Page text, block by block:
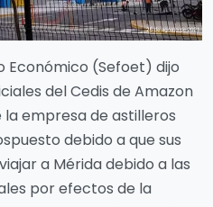
Económico (Sefoet) dijo
del Cedis de Amazon
empresa de astilleros
debido a que sus
a Mérida debido a las
por efectos de la